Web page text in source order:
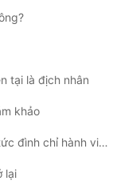
tại là địch nhân
khảo
chỉ hành vi bạo lực!
lại